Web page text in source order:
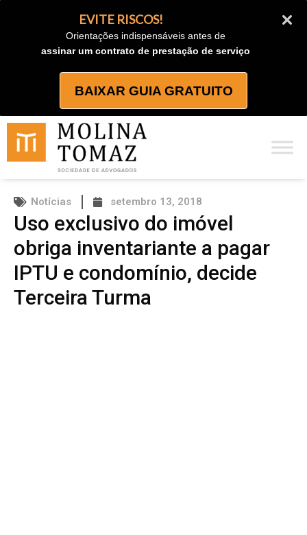
EVITE RISCOS!
Orientações indispensáveis antes de
assinar um contrato de prestação de serviço
BAIXAR GUIA GRATUITO
Notícias setembro 13, 2018
Uso exclusivo do imóvel
obriga inventariante a pagar
IPTU e condomínio, decide
Terceira Turma